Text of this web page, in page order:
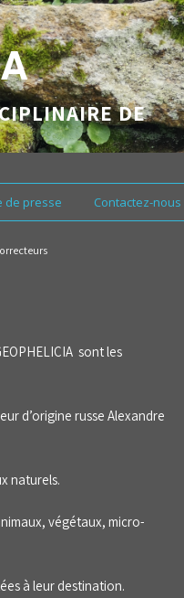
DE
de presse Contactez-nous
sont les
d’origine russe Alexandre
naturels.
végétaux, micro-
à leur destination.